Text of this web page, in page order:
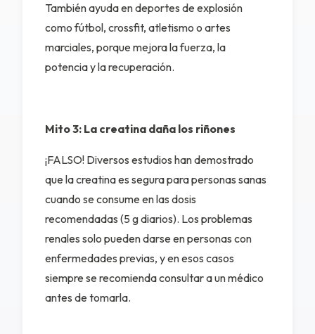
También ayuda en deportes de explosión
como fútbol, crossfit, atletismo o artes
marciales, porque mejora la fuerza, la
potencia y la recuperación.
Mito 3: La creatina daña los riñones
¡FALSO! Diversos estudios han demostrado
que la creatina es segura para personas sanas
cuando se consume en las dosis
recomendadas (5 g diarios). Los problemas
renales solo pueden darse en personas con
enfermedades previas, y en esos casos
siempre se recomienda consultar a un médico
antes de tomarla.